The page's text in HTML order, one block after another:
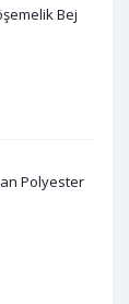
Bej
Polyester